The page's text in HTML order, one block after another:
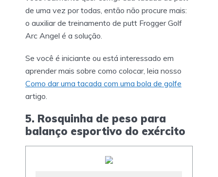
de uma vez por todas, então não procure mais:
o auxiliar de treinamento de putt Frogger Golf
Arc Angel é a solução.
Se você é iniciante ou está interessado em
aprender mais sobre como colocar, leia nosso
Como dar uma tacada com uma bola de golfe
artigo.
5. Rosquinha de peso para
balanço esportivo do exército